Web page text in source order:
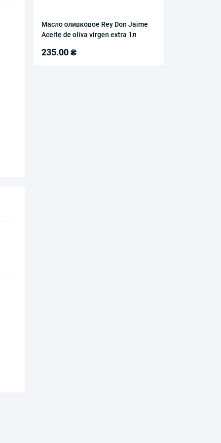
Масло оливковое Rey Don Jaime
Aceite de oliva virgen extra 1л
235.00 ₴